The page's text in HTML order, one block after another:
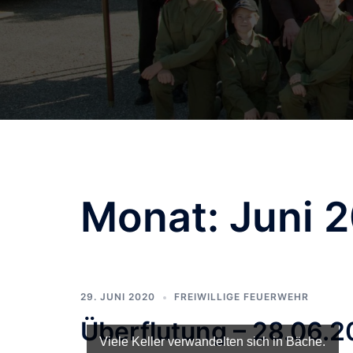
Monat: Juni
29. JUNI 2020 FREIWILLIGE FEUERWEHR
Überflutung –
Nicht wenig Wasser wurde mit unserer